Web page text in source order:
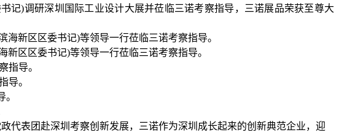
记)调研深圳国际工业设计大展并莅临三诺考察指导，三诺展品荣获至尊大
区区委书记)等领导一行莅临三诺考察指导。
导。